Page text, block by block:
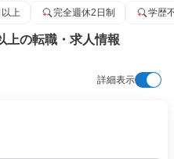
上 完全週休2日制 学歴
上の転職・求人情報
詳細表示